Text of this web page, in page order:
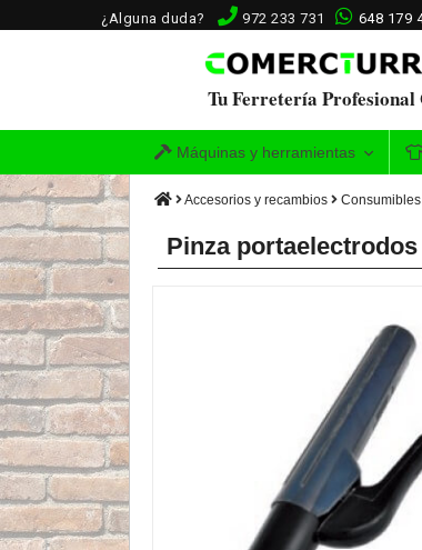
¿Alguna duda? 972 233 731 648 179
Tu Ferretería Profesional
Máquinas y herramientas
Accesorios y recambios
Pinza portaelectrodos